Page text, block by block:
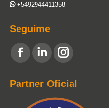
+5492944411358
Seguime
Encuéntranos en:
Facebook
opens
Linkedin
opens
Instagram
opens
in
Partner Oficial